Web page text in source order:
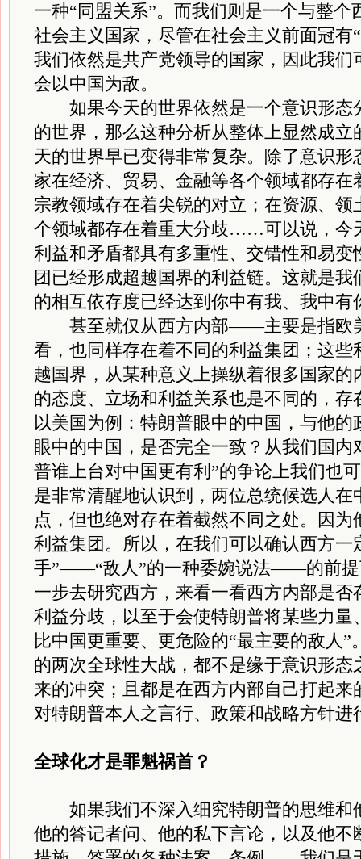
一种“同盟关系”。而我们则是一个与整个
社会主义国家，尽管在社会主义前面冠有
我们依然是共产党领导的国家，因此我们
会以中国为敌。
如果今天的世界依然是一个意识形态
的世界，那么这种分析从整体上显然成立
天的世界早已变得非常复杂。除了意识形
家在经济、贸易、金融等各个领域都存在
宗教领域存在着尖锐的对立；在资源、领
个领域都存在着重大分歧……可以说，今
利益和矛盾都具有多重性、交错性和易变
团已经形成超越国界的利益链。这就是
的相互依存度已经达到你中有我、我中有
甚至就仅从西方内部——主要是指欧
看，也同样存在着不同的利益集团；这些
越国界，从某种意义上操纵着很多国家的
的态度、立场和利益关系也是不同的，存
以美国为例：特朗普眼中的中国，与他的
眼中的中国，是否完全一致？从我们国内
普谁上台对中国更有利”的争论上我们也
是非常清醒地认识到，两位总统候选人在
点，但也绝对存在着截然不同之处。因
利益集团。所以，在我们可以确认西方一
手”——“敌人”的一种委婉说法——的前提
一步去研究西方，来看一看西方内部是否
利益分歧，以至于会使特朗普将某些力量
比中国更重要、更危险的“最主要的敌人
的两次全球性大战，都不是缘于意识形态
来的冲突；且都是在西方内部自己打起来
对特朗普本人之言行、政策和战略方针进
全球化才是罪魁祸首？
如果我们不深入细究特朗普的思维和
他的答记者问、他的私下言论，以及他不